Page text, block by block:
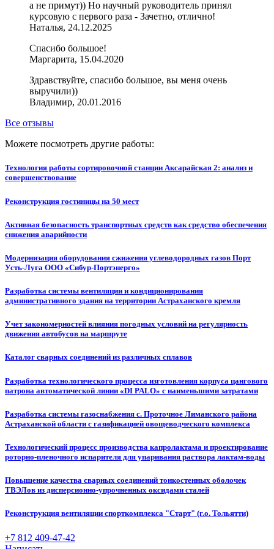
а не примут)) Но научный руководитель принял
курсовую с первого раза - Зачетно, отлично!
Наталья, 24.12.2025
Спасибо большое!
Маргарита, 15.04.2020
Здравствуйте, спасибо большое, вы меня очень
выручили))
Владимир, 20.01.2016
Все отзывы
Можете посмотреть другие работы:
Технология работы сортировочной станции Аксарайская 2: анализ и
совершенствование
Реконструкция гостиницы на 50 мест
Активная безопасность транспортных средств как средство обеспечения
снижения аварийности
Модернизация оборудования сжижения углеводородных газов Порт
Усть-Луга ООО «Сибур-Портэнерго»
Разработка системы вентиляции и кондиционирования
административного здания на территории Астраханского кремля
Учет закономерностей влияния погодных условий на регулярность
движения автобусов на маршруте
Каталог сварных соединений из различных сплавов
Разработка технологического процесса изготовления корпуса цангового
патрона автоматической линии «DI PALO» с наименьшими затратами
Разработка системы газоснабжения с. Проточное Лиманского района
Астраханской области с газификацией овощеводческого комплекса
Технологический процесс производства капролактама и проектирование
роторно-пленочного испарителя для упаривания раствора лактам-воды
Повышение качества сварных соединений тонкостенных оболочек
ТВЭЛов из дисперсионно-упрочненных оксидами сталей
Реконструкция вентиляции спорткомплекса "Старт" (г.о. Тольятти)
+7 812 409-47-42